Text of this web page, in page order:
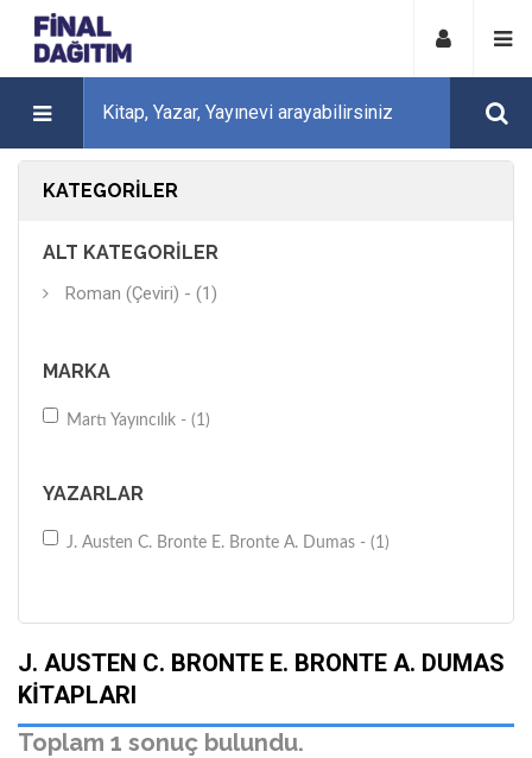
KATEGORILER
ALT KATEGORILER
Roman (Çeviri) - (1)
MARKA
Martı Yayıncılık - (1)
YAZARLAR
J. Austen C. Bronte E. Bronte A. Dumas - (1)
J. AUSTEN C. BRONTE E. BRONTE A. DUMAS
KITAPLARI
Toplam 1 sonuç bulundu.